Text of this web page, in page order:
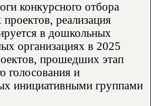
конкурсного отбора
реализация
в дошкольных
организациях в 2025
прошедших этап
голосования и
инициативными группами